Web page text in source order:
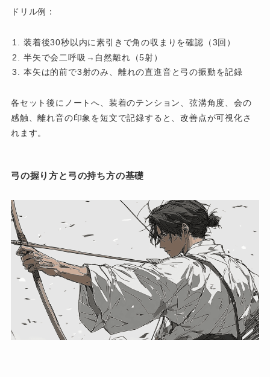
ドリル例：
装着後30秒以内に素引きで角の収まりを確認（3回）
半矢で会二呼吸→自然離れ（5射）
本矢は的前で3射のみ、離れの直進音と弓の振動を記録
各セット後にノートへ、装着のテンション、弦溝角度、会の
感触、離れ音の印象を短文で記録すると、改善点が可視化さ
れます。
弓の握り方と弓の持ち方の基礎